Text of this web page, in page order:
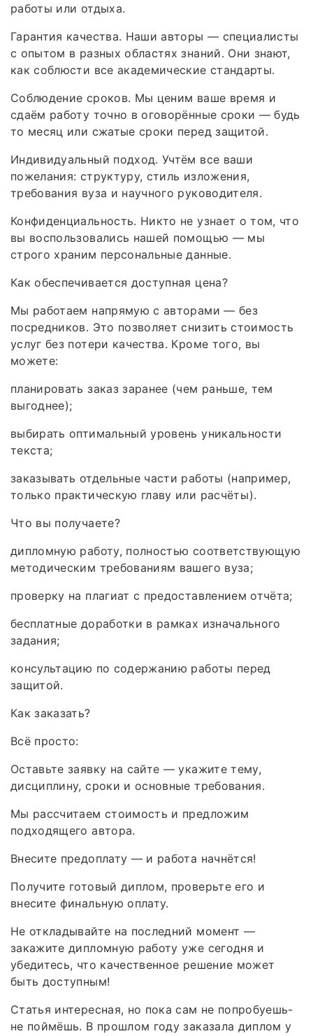
работы или отдыха.
Гарантия качества. Наши авторы — специалисты
с опытом в разных областях знаний. Они знают,
как соблюсти все академические стандарты.
Соблюдение сроков. Мы ценим ваше время и
сдаём работу точно в оговорённые сроки — будь
то месяц или сжатые сроки перед защитой.
Индивидуальный подход. Учтём все ваши
пожелания: структуру, стиль изложения,
требования вуза и научного руководителя.
Конфиденциальность. Никто не узнает о том, что
вы воспользовались нашей помощью — мы
строго храним персональные данные.
Как обеспечивается доступная цена?
Мы работаем напрямую с авторами — без
посредников. Это позволяет снизить стоимость
услуг без потери качества. Кроме того, вы
можете:
планировать заказ заранее (чем раньше, тем
выгоднее);
выбирать оптимальный уровень уникальности
текста;
заказывать отдельные части работы (например,
только практическую главу или расчёты).
Что вы получаете?
дипломную работу, полностью соответствующую
методическим требованиям вашего вуза;
проверку на плагиат с предоставлением отчёта;
бесплатные доработки в рамках изначального
задания;
консультацию по содержанию работы перед
защитой.
Как заказать?
Всё просто:
Оставьте заявку на сайте — укажите тему,
дисциплину, сроки и основные требования.
Мы рассчитаем стоимость и предложим
подходящего автора.
Внесите предоплату — и работа начнётся!
Получите готовый диплом, проверьте его и
внесите финальную оплату.
Не откладывайте на последний момент —
закажите дипломную работу уже сегодня и
убедитесь, что качественное решение может
быть доступным!
Статья интересная, но пока сам не попробуешь-
не поймёшь. В прошлом году заказала диплом у